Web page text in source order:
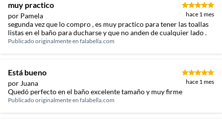
muy practico
por Pamela hace 1 mes
segunda vez que lo compro , es muy practico para tener las toallas
listas en el baño para ducharse y que no anden de cualquier lado .
Publicado originalmente en falabella.com
Está bueno
por Juana hace 1 mes
Quedó perfecto en el baño excelente tamaño y muy firme
Publicado originalmente en falabella.com